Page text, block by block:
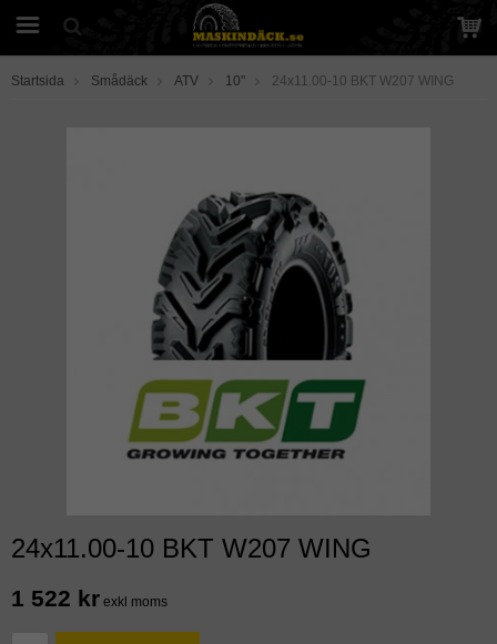
Startsida Smådäck ATV 10" 24x11.00-10 BKT W207 WING
24x11.00-10 BKT W207 WING
1 522 kr exkl moms